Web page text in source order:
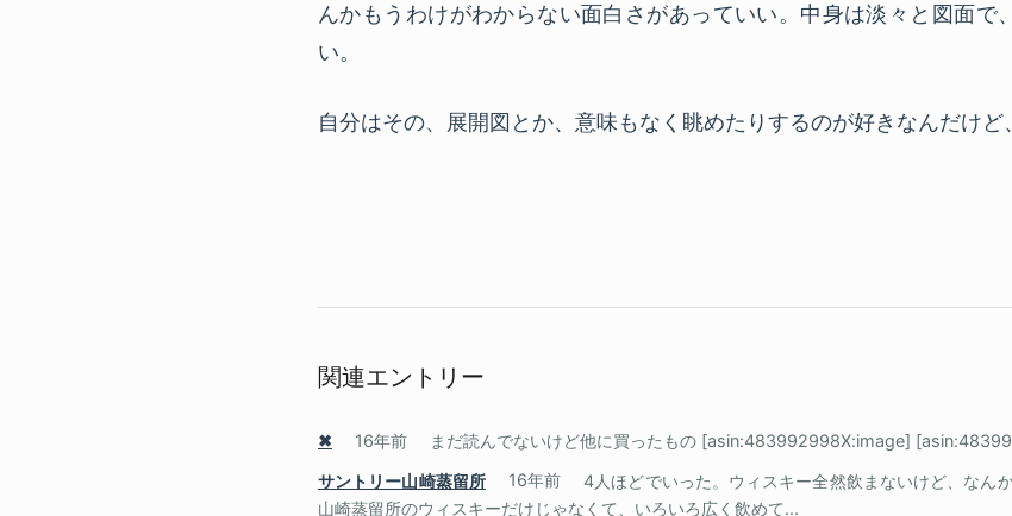
んかもうわけがわからない面白さがあっていい。中身は淡々と図面で
い。
自分はその、展開図とか、意味もなく眺めたりするのが好きなんだけど
関連エントリー
✖ 16年前
まだ読んでないけど他に買ったもの [asin:483992998X:image]
サントリー山崎蒸留所
16年前
4人ほどでいった。ウィスキー全然飲まないけど、なん
山崎蒸留所のウィスキーだけじゃなくて、いろいろ広く飲めて...